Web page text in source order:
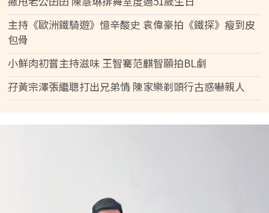
主持《歐洲鐵騎遊》憶辛酸史 袁偉豪拍《鐵探》瘦到皮
包骨
小鮮肉初嘗主持滋味 王智騫范麒智願拍BL劇
孖黃宗澤張繼聰打出兄弟情 陳家樂剃頭行古惑嚇親人